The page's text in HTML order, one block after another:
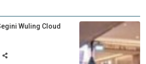
Wuling Cloud